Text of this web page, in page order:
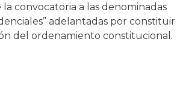
convocatoria a las denominadas
adelantadas por constituir
del ordenamiento constitucional.